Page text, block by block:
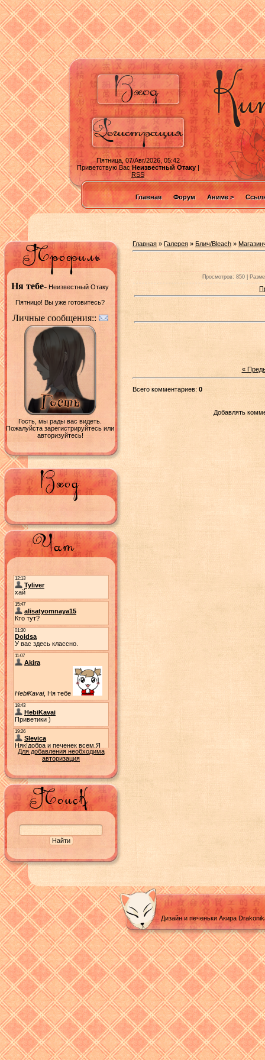
Пятница, 07/Авг/2026, 05:42
Приветствую ВасНеизвестный Отаку|
RSS
Главная Форум Аниме >
Ня тебе- Неизвестный Отаку
Пятницо! Вы уже готовитесь?
Личные сообщения::
Гость, мы рады вас видеть.
Пожалуйста зарегистрируйтесь или
авторизуйтесь!
Для добавления необходима
авторизация
Главная » Галерея » Блич/Bleach »
Просмотров: 850 |
«
Всего комментариев: 0
Добавлять
Дизайн и печеньки Акира